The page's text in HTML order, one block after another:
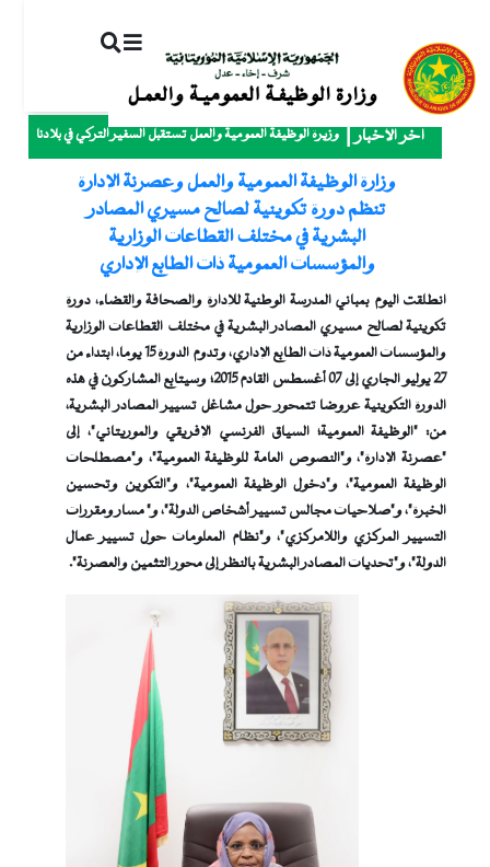
آخر الأخبار وزيرة الوظيفة العمومية والعمل تستقبل السفير التركي في بلادنا
وزارة الوظيفة العمومية والعمل وعصرنة الإدارة
تنظم دورة تكوينية لصالح مسيري المصادر
البشرية في مختلف القطاعات الوزارية
والمؤسسات العمومية ذات الطابع الإداري
انطلقت اليوم بمباني المدرسة الوطنية للإدارة والصحافة والقضاء، دورة
تكوينية لصالح مسيري المصادر البشرية في مختلف القطاعات الوزارية
والمؤسسات العمومية ذات الطابع الإداري، وتدوم الدورة 15 يوما، ابتداء من
27 يوليو الجاري إلى 07 أغسطس القادم 2015؛ وسيتابع المشاركون في هذه
الدورة التكوينية عروضا تتمحور حول مشاغل تسيير المصادر البشرية،
من: "الوظيفة العمومية؛ السياق الفرنسي الإفريقي والموريتاني"، إلى
"عصرنة الإدارة"، و"النصوص العامة للوظيفة العمومية"، و"مصطلحات
الوظيفة العمومية"، و"دخول الوظيفة العمومية"، و"التكوين وتحسين
الخبرة"، و"صلاحيات مجالس تسيير أشخاص الدولة"، و" مسار ومقررات
التسيير المركزي واللامركزي"، و"نظام المعلومات حول تسيير عمال
الدولة"، و"تحديات المصادر البشرية بالنظر إلى محور التثمين والعصرنة".